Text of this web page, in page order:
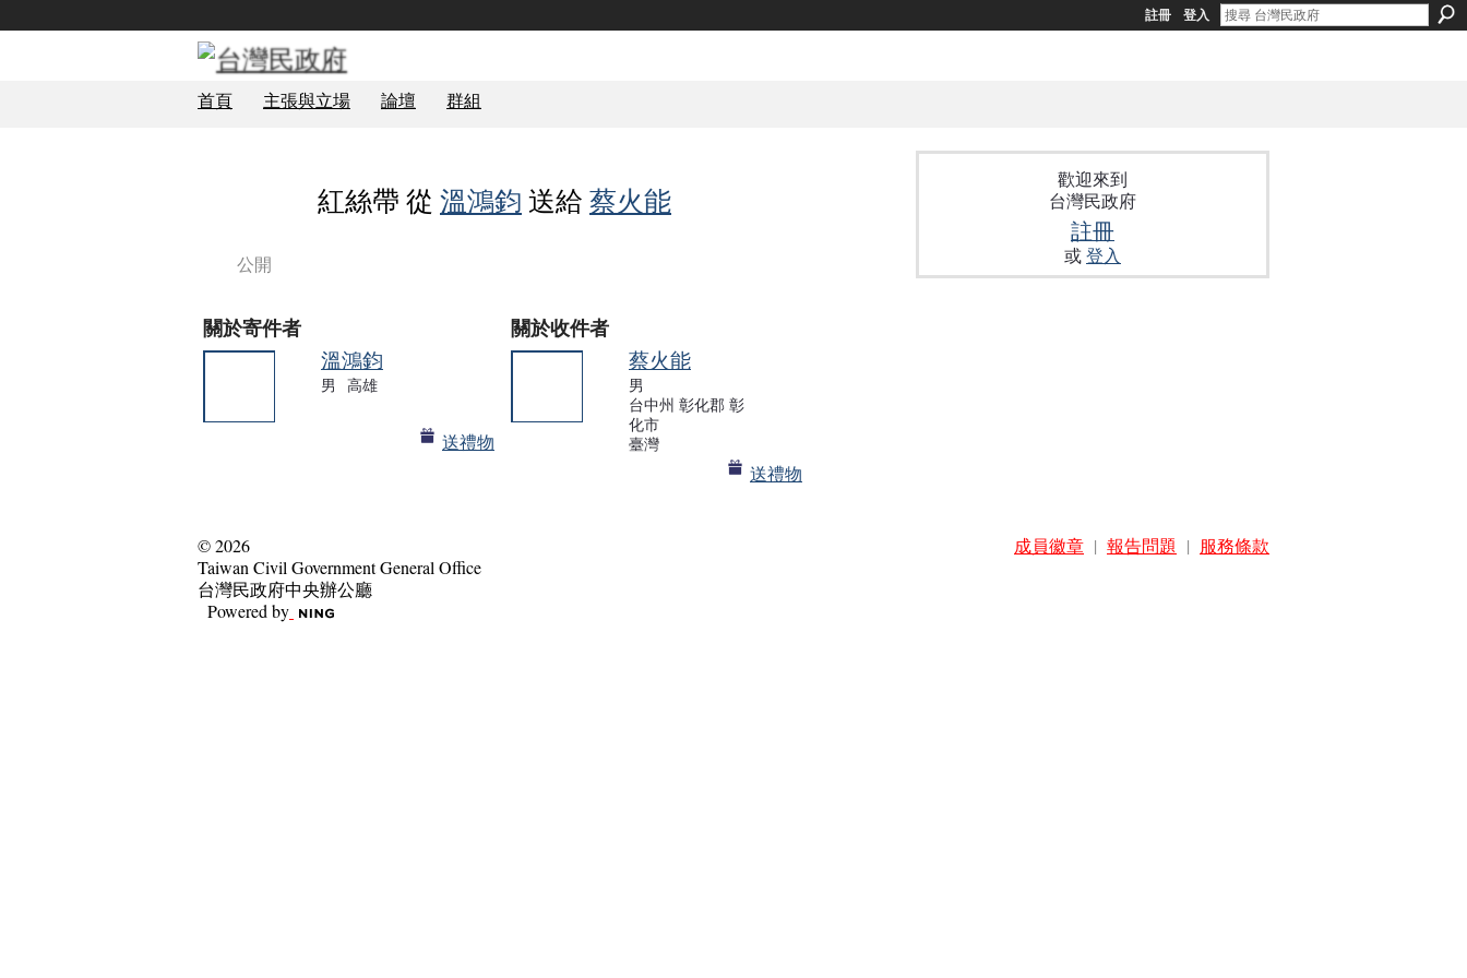
註冊 登入
首頁 主張與立場 論壇 群組
公開
紅絲帶 從 溫鴻鈞 送給 蔡火能
關於寄件者
溫鴻鈞
男 高雄
送禮物
關於收件者
蔡火能
男
台中州 彰化郡 彰
化市
臺灣
送禮物
歡迎來到
台灣民政府
註冊
或登入
© 2026
Taiwan Civil Government General Office
台灣民政府中央辦公廳
Powered by
成員徽章 | 報告問題 | 服務條款